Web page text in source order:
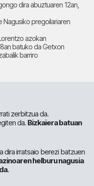
dira abuztuaren 12an,
Nagusiko pregoilariaren
azokan
batuko da Getxon
barriro
zerbitzua da.
da. Bizkaiera batuan
dira irratsaio berezi batzuen
helburu nagusia
.